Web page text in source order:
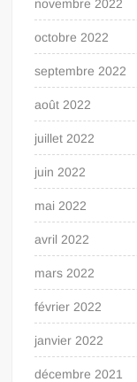
novembre 2022
octobre 2022
septembre 2022
août 2022
juillet 2022
juin 2022
mai 2022
avril 2022
mars 2022
février 2022
janvier 2022
décembre 2021